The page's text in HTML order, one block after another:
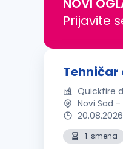
NOVI
Prijavite
Quickfire
Novi Sad -
20.08.2026
1. smena